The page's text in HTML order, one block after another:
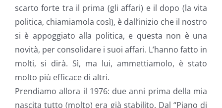
scarto forte tra il prima (gli affari) e il dopo (la vita
politica, chiamiamola così), è dall’inizio che il nostro
si è appoggiato alla politica, e questa non è una
novità, per consolidare i suoi affari. L’hanno fatto in
molti, si dirà. Sì, ma lui, ammettiamolo, è stato
molto più efficace di altri.
Prendiamo allora il 1976: due anni prima della mia
nascita tutto (molto) era già stabilito. Dal “Piano di